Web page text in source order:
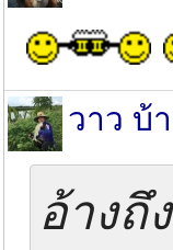
วาว บ้
อ้างถึ